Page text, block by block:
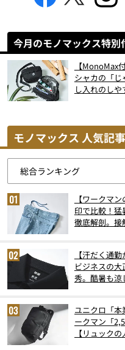
今月のモノマックス特別
【MonoMax
シャカの「
し入れのし
モノマックス 人気記
【ワークマ
印で比較！猛
徹底解剖。接
【汗だく通
ビジネスの
秀。酷暑も涼
ユニクロ「
ークマン「
【リュック